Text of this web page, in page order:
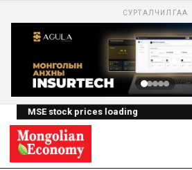
СУРТАЛЧИЛГАА
MSE stock prices loading